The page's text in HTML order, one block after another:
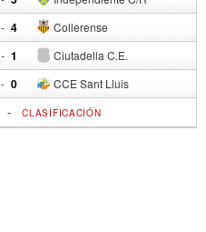
- Collerense
4
- Ciutadella C.E.
1
- CCE Sant Lluis
0
-CLASIFICACIÓN